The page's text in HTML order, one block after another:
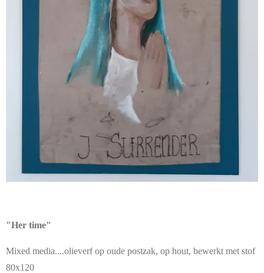
"Her time"
Mixed media....olieverf op oude postzak, op hout, bewerkt met stof
80x120